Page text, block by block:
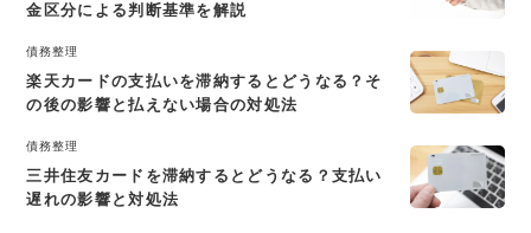
金区分による判断基準を解説
債務整理
楽天カードの支払いを滞納するとどうなる？そ
の後の影響と払えない場合の対処法
債務整理
三井住友カードを滞納するとどうなる？支払い
遅れの影響と対処法